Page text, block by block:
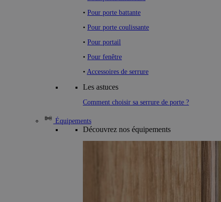
• Pour porte battante
• Pour porte coulissante
• Pour portail
• Pour fenêtre
• Accessoires de serrure
Les astuces
Comment choisir sa serrure de porte ?
Équipements
Découvrez nos équipements